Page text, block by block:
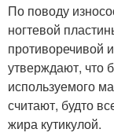
По поводу
ногтевой
противоречивой
утверждают, что
используемого
считают, будто
жира кутикулой.